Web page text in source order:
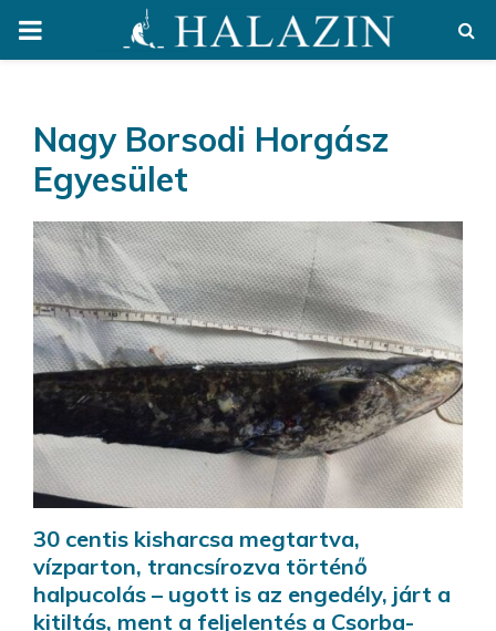
PRIMARY
Nagy Borsodi Horgász
Egyesület
30 centis kisharcsa megtartva,
vízparton, trancsírozva történő
halpucolás – ugott is az engedély, járt a
kitiltás, ment a feljelentés a Csorba-